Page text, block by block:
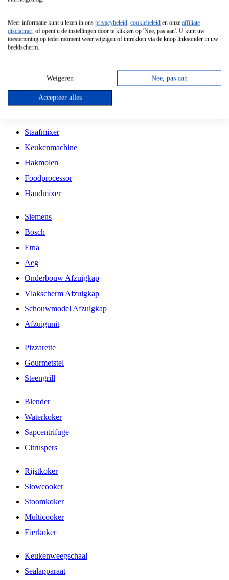
Vrijstaande Magnetron
Vrijstaande Kookplaat
Inbouw Gaskookplaat
Inbouw Keramische Kookplaat
Kookplaat Accessoires
Staafmixer
Keukenmachine
Hakmolen
Foodprocessor
Handmixer
Siemens
Bosch
Etna
Aeg
Onderbouw Afzuigkap
Vlakscherm Afzuigkap
Schouwmodel Afzuigkap
Afzuigunit
Pizzarette
Gourmetstel
Steengrill
Blender
Waterkoker
Sapcentrifuge
Citruspers
Rijstkoker
Slowcooker
Stoomkoker
Multicooker
Eierkoker
Keukenweegschaal
Sealapparaat
Meer informatie kunt u lezen in ons privacybeleid, cookiebeleid en onze affiliate
disclaimer, of opent u de instellingen door te klikken op 'Nee, pas aan'. U kunt uw
toestemming op ieder moment weer wijzigen of intrekken via de knop linksonder in uw
beeldscherm.
Weigeren Nee, pas aan
Accepteer alles